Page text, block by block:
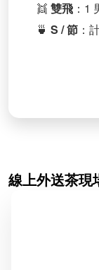
👯 雙飛 ：1
🍵 S / 節 ：
線上外送茶現